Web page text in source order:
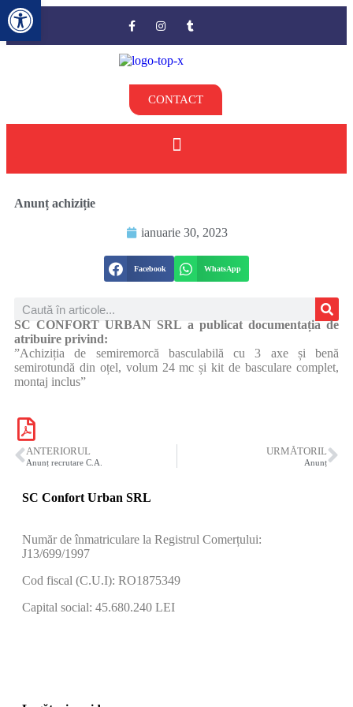
CONTACT
Anunț achiziție
ianuarie 30, 2023
Facebook WhatsApp
SC CONFORT URBAN SRL a publicat documentația de
atribuire privind:
”Achiziția de semiremorcă basculabilă cu 3 axe și benă
semirotundă din oțel, volum 24 mc și kit de basculare complet,
montaj inclus”
ANTERIORUL
Anunț recrutare C.A.
URMĂTORIL
Anunț
SC Confort Urban SRL
Număr de înmatriculare la Registrul Comerțului:
J13/699/1997
Cod fiscal (C.U.I): RO1875349
Capital social: 45.680.240 LEI
Deschide bara de unelte